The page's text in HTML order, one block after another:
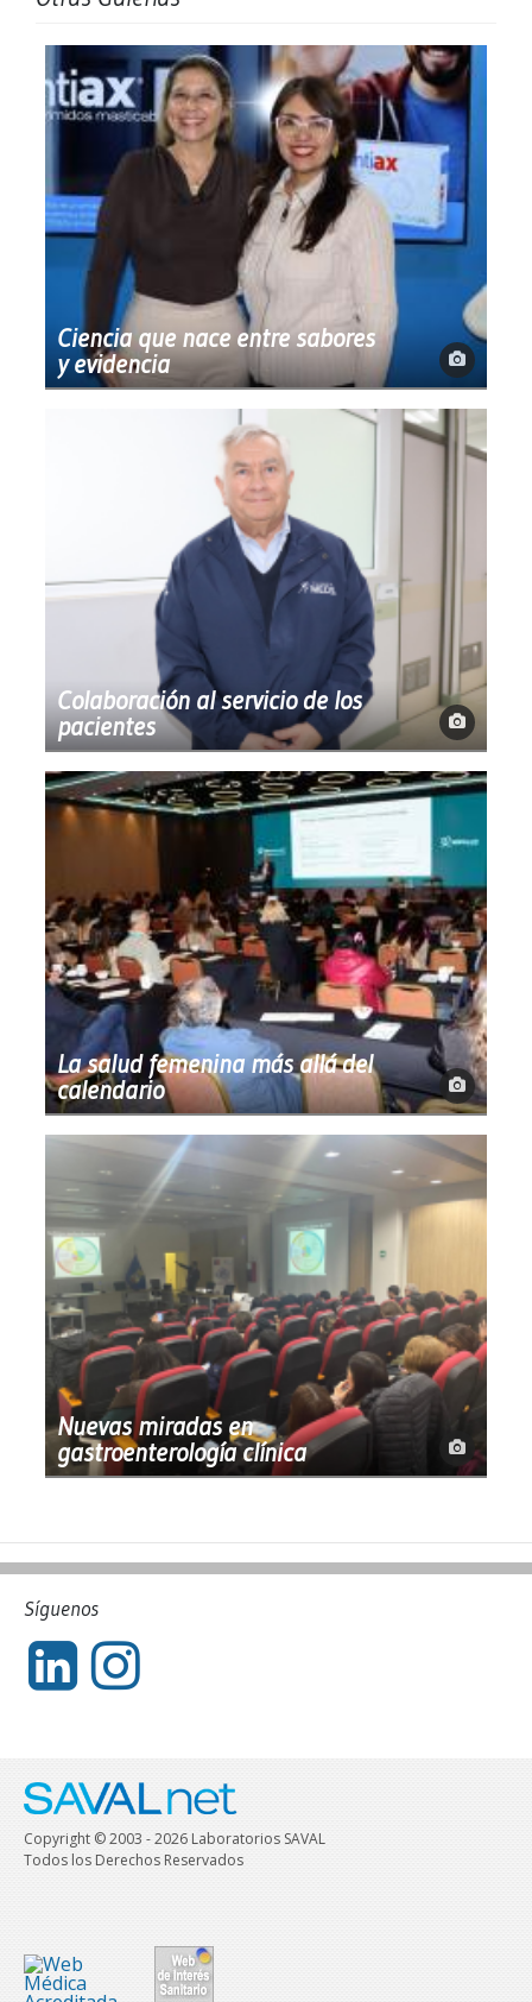
Ciencia que nace entre sabores
y evidencia
Colaboración al servicio de los
pacientes
La salud femenina más allá del
calendario
Nuevas miradas en
gastroenterología clínica
Síguenos
Copyright © 2003 - 2026 Laboratorios SAVAL
Todos los Derechos Reservados